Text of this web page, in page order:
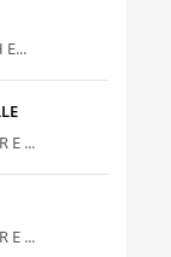
E...
E ...
E ...